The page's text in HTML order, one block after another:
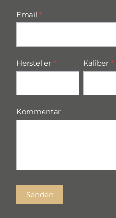
Email *
Hersteller * Kaliber *
Kommentar
Senden